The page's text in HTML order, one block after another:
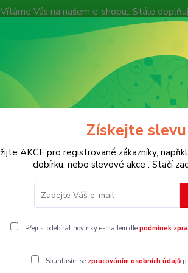
Vítáme Vás na našem e-shopu,. Stále
Nevíte si rady?
Dětské Dámské
a cross
Získejte slevu
AKCE pro registrované zákazníky,
dobírku, nebo slevové akce . Stačí
Přeji si odebírat novinky e-mailem dle podmínek
Souhlasím se zpracováním osobních údajů